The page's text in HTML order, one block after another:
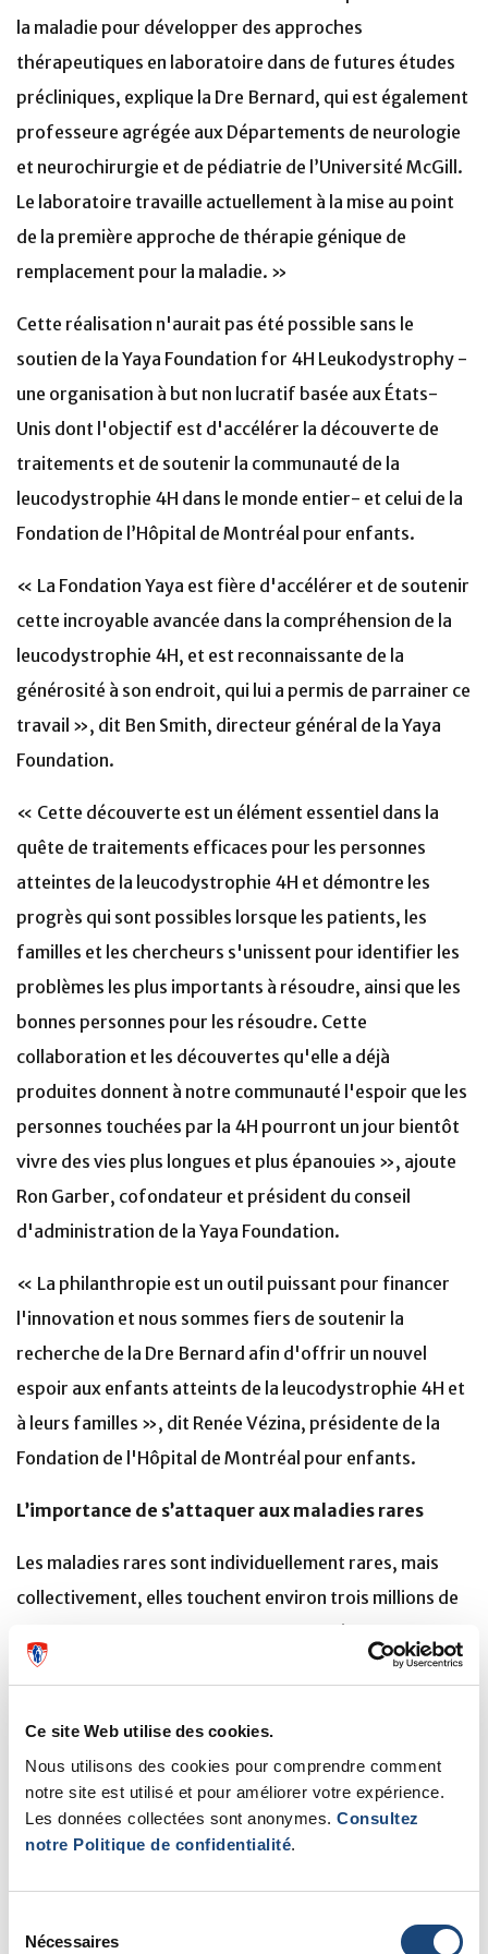
Ce site Web utilise des cookies.
Nous utilisons des cookies pour comprendre comment
notre site est utilisé et pour améliorer votre expérience.
Les données collectées sont anonymes. Consultez
notre Politique de confidentialité.
Nécessaires
la maladie pour développer des approches
thérapeutiques en laboratoire dans de futures études
précliniques, explique la Dre Bernard, qui est également
professeure agrégée aux Départements de neurologie
et neurochirurgie et de pédiatrie de l’Université McGill.
Le laboratoire travaille actuellement à la mise au point
de la première approche de thérapie génique de
remplacement pour la maladie. »
Cette réalisation n'aurait pas été possible sans le
soutien de la Yaya Foundation for 4H Leukodystrophy -
une organisation à but non lucratif basée aux États-
Unis dont l'objectif est d'accélérer la découverte de
traitements et de soutenir la communauté de la
leucodystrophie 4H dans le monde entier- et celui de la
Fondation de l’Hôpital de Montréal pour enfants.
« La Fondation Yaya est fière d'accélérer et de soutenir
cette incroyable avancée dans la compréhension de la
leucodystrophie 4H, et est reconnaissante de la
générosité à son endroit, qui lui a permis de parrainer ce
travail », dit Ben Smith, directeur général de la Yaya
Foundation.
« Cette découverte est un élément essentiel dans la
quête de traitements efficaces pour les personnes
atteintes de la leucodystrophie 4H et démontre les
progrès qui sont possibles lorsque les patients, les
familles et les chercheurs s'unissent pour identifier les
problèmes les plus importants à résoudre, ainsi que les
bonnes personnes pour les résoudre. Cette
collaboration et les découvertes qu'elle a déjà
produites donnent à notre communauté l'espoir que les
personnes touchées par la 4H pourront un jour bientôt
vivre des vies plus longues et plus épanouies », ajoute
Ron Garber, cofondateur et président du conseil
d'administration de la Yaya Foundation.
« La philanthropie est un outil puissant pour financer
l'innovation et nous sommes fiers de soutenir la
recherche de la Dre Bernard afin d'offrir un nouvel
espoir aux enfants atteints de la leucodystrophie 4H et
à leurs familles », dit Renée Vézina, présidente de la
Fondation de l'Hôpital de Montréal pour enfants.
L’importance de s’attaquer aux maladies rares
Les maladies rares sont individuellement rares, mais
collectivement, elles touchent environ trois millions de
leucodystrophie 4H, elles sont souvent progressives,
plusieurs systèmes du corps humain, ont des options de
traitement limitées ou inexistantes et nécessitent des
soins médicaux et personnels complexes. Il est donc
essentiel de mieux comprendre les maladies rares et de